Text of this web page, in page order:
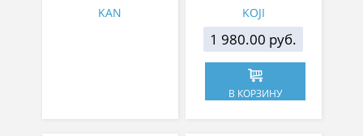
KAN KOJI
1 980.00 руб.
В КОРЗИНУ